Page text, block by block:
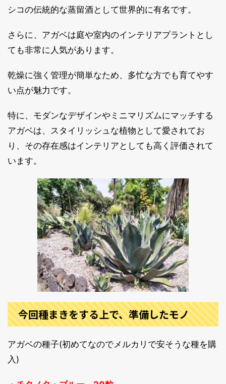
シコの伝統的な蒸留酒として世界的に有名です。
さらに、アガベは庭や室内のインテリアプラントとし
ても非常に人気があります。
乾燥に強く管理が簡単なため、多忙な方でも育てやす
い点が魅力です。
特に、モダンなデザインやミニマリズムにマッチする
アガベは、スタイリッシュな植物として愛されてお
り、その存在感はインテリアとしても高く評価されて
います。
今回種まきをする上で、準備したモノ
アガベの種子(初めてなのでメルカリで安そうな種を購
入)